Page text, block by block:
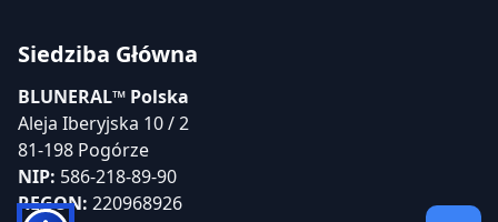
Siedziba Główna
BLUNERAL™ Polska
Aleja Iberyjska 10 / 2
81-198 Pogórze
NIP: 586-218-89-90
REGON: 220968926